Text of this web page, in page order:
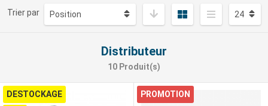
Trier par
Distributeur
10 Produit(s)
DESTOCKAGE
PROMOTION